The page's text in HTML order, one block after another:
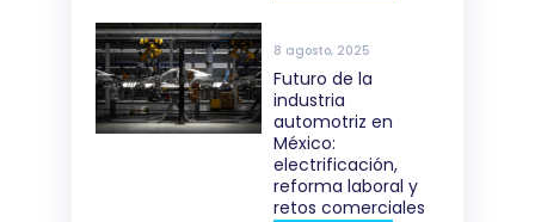
8 agosto, 2025
Futuro de la
industria
automotriz en
México:
electrificación,
reforma laboral y
retos comerciales